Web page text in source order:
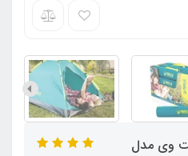
وی مدل